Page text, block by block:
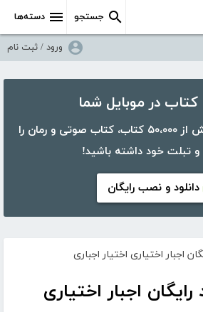
دسته‌ها جستجو
ورود / ثبت نام
با اپلیکیشن کتابراه، بیش از ۵۰،۰۰۰ کتاب، کتاب صوتی و رمان را
و تبلت خود داشته باشید!
دانلود و نصب رایگان
اجبار اختیاری اختیار اجباری
اجبار اختیاری